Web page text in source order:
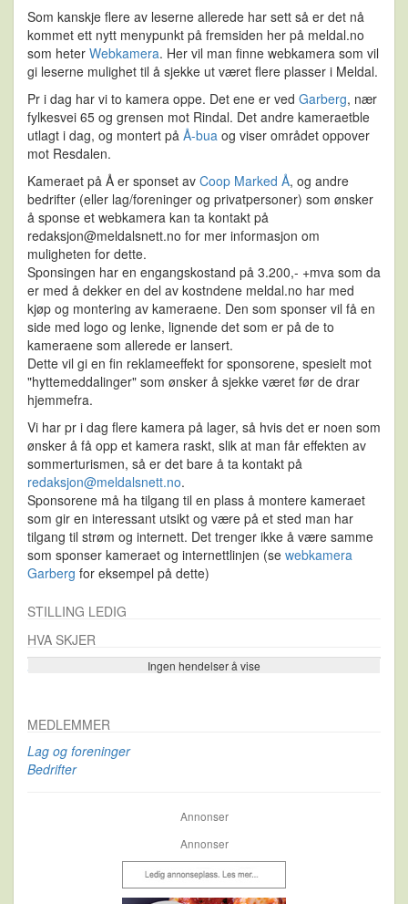
Som kanskje flere av leserne allerede har sett så er det nå
kommet ett nytt menypunkt på fremsiden her på meldal.no
som heter Webkamera. Her vil man finne webkamera som vil
gi leserne mulighet til å sjekke ut været flere plasser i Meldal.
Pr i dag har vi to kamera oppe. Det ene er ved Garberg, nær
fylkesvei 65 og grensen mot Rindal. Det andre kameraetble
utlagt i dag, og montert på Å-bua og viser området oppover
mot Resdalen.
Kameraet på Å er sponset av Coop Marked Å, og andre
bedrifter (eller lag/foreninger og privatpersoner) som ønsker
å sponse et webkamera kan ta kontakt på
redaksjon@meldalsnett.no for mer informasjon om
muligheten for dette.
Sponsingen har en engangskostand på 3.200,- +mva som da
er med å dekker en del av kostndene meldal.no har med
kjøp og montering av kameraene. Den som sponser vil få en
side med logo og lenke, lignende det som er på de to
kameraene som allerede er lansert.
Dette vil gi en fin reklameeffekt for sponsorene, spesielt mot
"hyttemeddalinger" som ønsker å sjekke været før de drar
hjemmefra.
Vi har pr i dag flere kamera på lager, så hvis det er noen som
ønsker å få opp et kamera raskt, slik at man får effekten av
sommerturismen, så er det bare å ta kontakt på
redaksjon@meldalsnett.no.
Sponsorene må ha tilgang til en plass å montere kameraet
som gir en interessant utsikt og være på et sted man har
tilgang til strøm og internett. Det trenger ikke å være samme
som sponser kameraet og internettlinjen (se webkamera
Garberg for eksempel på dette)
STILLING LEDIG
HVA SKJER
Ingen hendelser å vise
Se flere…
MEDLEMMER
Lag og foreninger
Bedrifter
Annonser
Annonser